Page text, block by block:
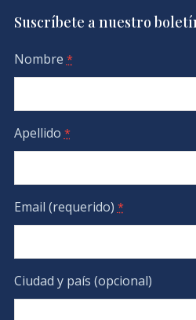
Suscríbete a nuestro
Nombre *
Apellido *
Email (requerido) *
Ciudad y país (opcional)